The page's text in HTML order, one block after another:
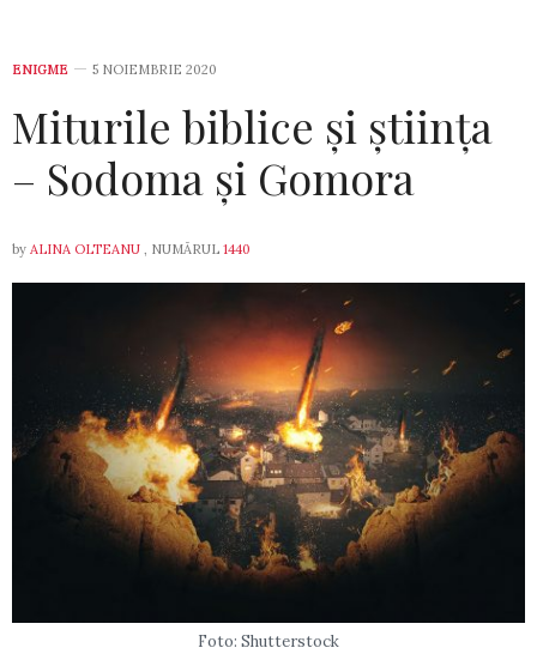
ENIGME 5 NOIEMBRIE 2020
Miturile biblice și știința
– Sodoma și Gomora
by ALINA OLTEANU , NUMĂRUL 1440
Foto: Shutterstock